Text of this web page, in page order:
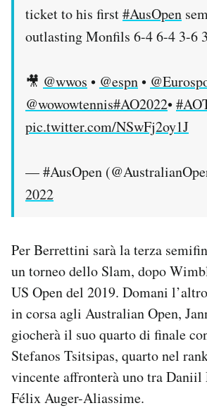
ticket to his first#AusOpen
outlasting Monfils 6-4 6-4 3-6
🎥 @wwos • @espn•
@wowowtennis#AO2022•
pic.twitter.com/NSwFj2oy1J
— #AusOpen
2022
Per Berrettini sarà la terza
un torneo dello Slam, dopo
US Open del 2019. Domani
in corsa agli Australian Open,
giocherà il suo quarto di finale
Stefanos Tsitsipas, quarto nel
vincente affronterà uno tra Daniil
Félix Auger-Aliassime.